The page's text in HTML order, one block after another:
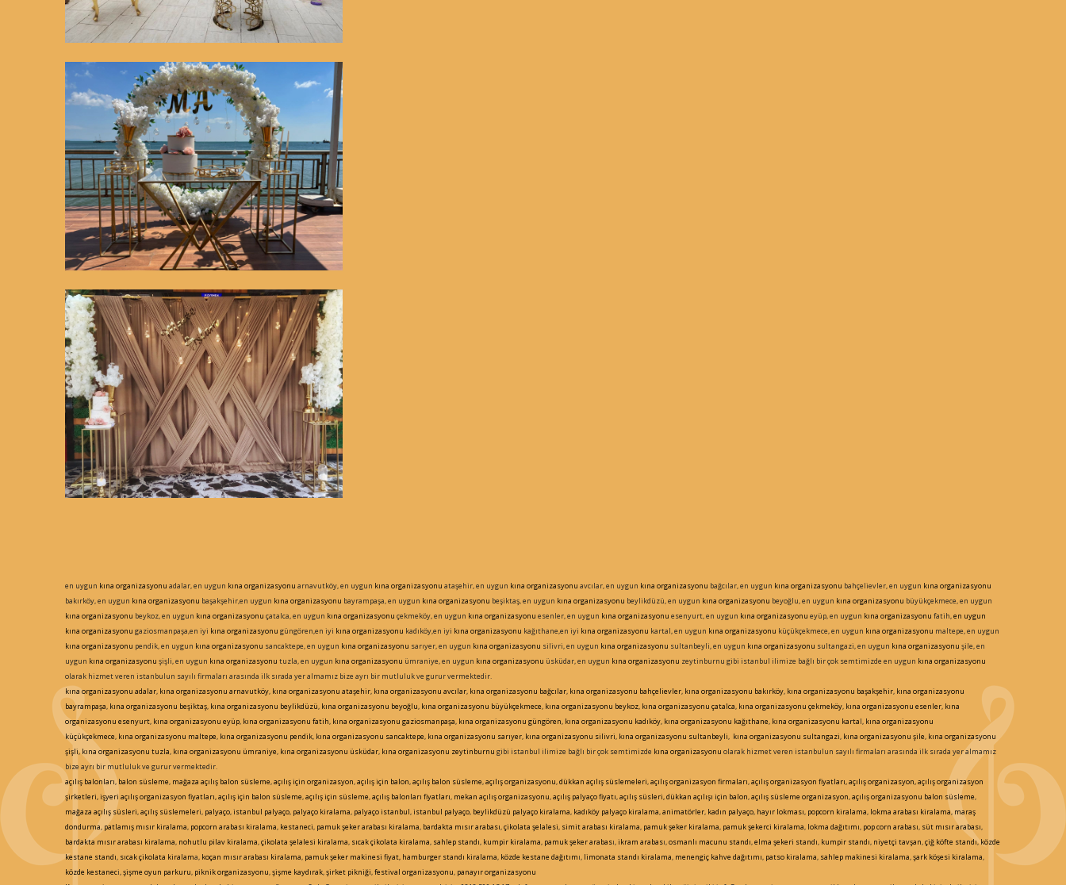
en uygun kına organizasyonu adalar, en uygun kına organizasyonu arnavutköy, en uygun kına organizasyonu ataşehir, en uygun kına organizasyonu avcılar, en uygun kına organizasyonu bağcılar, en uygun kına organizasyonu bahçelievler, en uygun kına organizasyonu
bakırköy, en uygun kına organizasyonu başakşehir,en uygun kına organizasyonu bayrampaşa, en uygun kına organizasyonu beşiktaş, en uygun kına organizasyonu beylikdüzü, en uygun kına organizasyonu beyoğlu, en uygun kına organizasyonu büyükçekmece, en uygun
kına organizasyonu beykoz, en uygun kına organizasyonu çatalca, en uygun kına organizasyonu çekmeköy, en uygun kına organizasyonu esenler, en uygun kına organizasyonu esenyurt, en uygun kına organizasyonu eyüp, en uygun kına organizasyonu fatih,en uygun
kına organizasyonu gaziosmanpaşa,en iyi kına organizasyonu güngören,en iyi kına organizasyonu kadıköy,en iyi kına organizasyonu kağıthane,en iyi kına organizasyonu kartal, en uygun kına organizasyonu küçükçekmece, en uygun kına organizasyonu maltepe, en uygun
kına organizasyonu pendik, en uygun kına organizasyonu sancaktepe, en uygun kına organizasyonu sarıyer, en uygun kına organizasyonu silivri, en uygun kına organizasyonu sultanbeyli, en uygun kına organizasyonu sultangazi, en uygun kına organizasyonu şile, en
uygun kına organizasyonu şişli, en uygun kına organizasyonu tuzla, en uygun kına organizasyonu ümraniye, en uygun kına organizasyonu üsküdar, en uygun kına organizasyonu zeytinburnu gibi istanbul ilimize bağlı bir çok semtimizde en uygun kına organizasyonu
olarak hizmet veren istanbulun sayılı firmaları arasında ilk sırada yer almamız bize ayrı bir mutluluk ve gurur vermektedir.
kına organizasyonu adalar, kına organizasyonu arnavutköy, kına organizasyonu ataşehir, kına organizasyonu avcılar, kına organizasyonu bağcılar, kına organizasyonu bahçelievler, kına organizasyonu bakırköy, kına organizasyonu başakşehir, kına organizasyonu
bayrampaşa, kına organizasyonu beşiktaş, kına organizasyonu beylikdüzü, kına organizasyonu beyoğlu, kına organizasyonu büyükçekmece, kına organizasyonu beykoz, kına organizasyonu çatalca, kına organizasyonu çekmeköy, kına organizasyonu esenler, kına
organizasyonu esenyurt, kına organizasyonu eyüp, kına organizasyonu fatih, kına organizasyonu gaziosmanpaşa, kına organizasyonu güngören, kına organizasyonu kadıköy, kına organizasyonu kağıthane, kına organizasyonu kartal, kına organizasyonu
küçükçekmece, kına organizasyonu maltepe, kına organizasyonu pendik, kına organizasyonu sancaktepe, kına organizasyonu sarıyer, kına organizasyonu silivri, kına organizasyonu sultanbeyli, kına organizasyonu sultangazi, kına organizasyonu şile, kına organizasyonu
şişli,kına organizasyonu tuzla, kına organizasyonu ümraniye, kına organizasyonu üsküdar, kına organizasyonu zeytinburnu gibi istanbul ilimize bağlı bir çok semtimizde kına organizasyonu olarak hizmet veren istanbulun sayılı firmaları arasında ilk sırada yer almamız
bize ayrı bir mutluluk ve gurur vermektedir.
açılış balonları,balon süsleme, mağaza açılış balon süsleme,açılış için organizasyon,açılış için balon,açılış balon süsleme,açılış organizasyonu,dükkan açılış süslemeleri,açılış organizasyon firmaları,açılış organizasyon fiyatları, açılış organizasyon, açılış organizasyon
şirketleri, işyeri açılış organizasyon fiyatları, açılış için balon süsleme,açılış için süsleme,açılış balonları fiyatları, mekan açılış organizasyonu,açılış palyaço fiyatı,açılış süsleri,dükkan açılışı için balon,açılış süsleme organizasyon,açılış organizasyonu balon süsleme,
mağaza açılış süsleri,açılış süslemeleri, palyaço,istanbul palyaço, palyaço kiralama, palyaço istanbul,istanbul palyaço, beylikdüzü palyaço kiralama, kadıköy palyaço kiralama,animatörler, kadın palyaço, hayır lokması, popcorn kiralama, lokma arabası kiralama, maraş
dondurma, patlamış mısır kiralama, popcorn arabası kiralama, kestaneci, pamuk şeker arabası kiralama, bardakta mısır arabası,çikolata şelalesi, simit arabası kiralama, pamuk şeker kiralama, pamuk şekerci kiralama, lokma dağıtımı, pop corn arabası, süt mısır arabası,
bardakta mısır arabası kiralama, nohutlu pilav kiralama,çikolata şelalesi kiralama, sıcak çikolata kiralama, sahlep standı, kumpir kiralama, pamuk şeker arabası,ikram arabası,osmanlı macunu standı,elma şekeri standı, kumpir standı, niyetçi tavşan,çiğ köfte standı,közde
kestane standı, sıcak çikolata kiralama, koçan mısır arabası kiralama, pamuk şeker makinesi fiyat, hamburger standı kiralama, közde kestane dağıtımı, limonata standı kiralama, menengiç kahve dağıtımı, patso kiralama, sahlep makinesi kiralama,şark köşesi kiralama,
közde kestaneci,şişme oyun parkuru, piknik organizasyonu,şişme kaydırak,şirket pikniği,festival organizasyonu, panayır organizasyonu